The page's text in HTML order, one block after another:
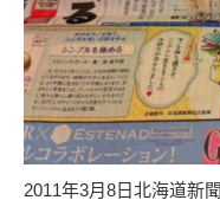
2011年3月8日北海道新